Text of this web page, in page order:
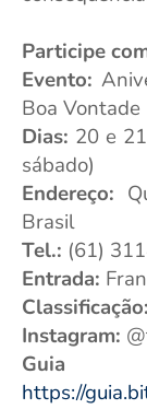
Participe
Evento:
Boa Vontade
Dias: 20 e
sábado)
Endereço:
Brasil
Tel.: (61)
Entrada:
Classificação:
Instagram:
Guia
https://